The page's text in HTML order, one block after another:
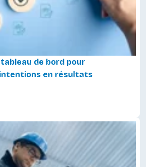
tableau de bord pour
en résultats